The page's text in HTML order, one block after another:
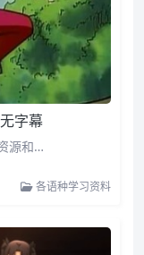
字幕
源和…
各语种学习资料